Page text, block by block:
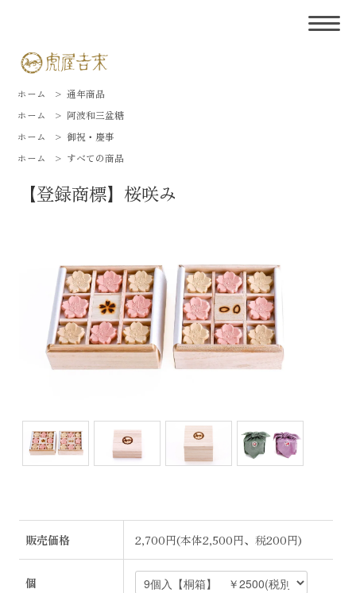
ホーム > 通年商品
ホーム
> 阿波和三盆糖
ホーム
> 御祝・慶事
ホーム
> すべての商品
【登録商標】桜咲み
販売価格 2,700円(本体2,500円、税200円)
個